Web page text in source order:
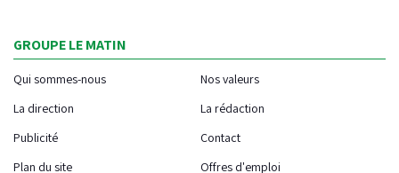
GROUPE LE MATIN
Qui sommes-nous
Nos valeurs
La direction
La rédaction
Publicité
Contact
Plan du site
Offres d'emploi